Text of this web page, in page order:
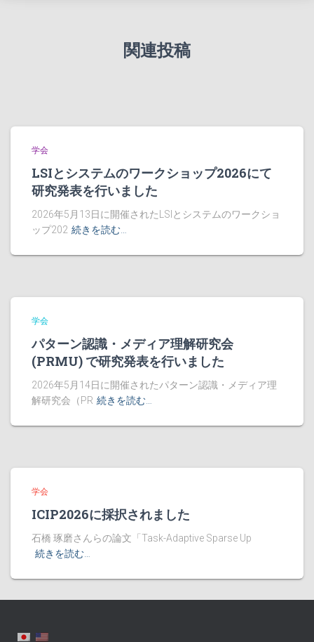
関連投稿
学会
LSIとシステムのワークショップ2026にて
研究発表を行いました
2026年5月13日に開催されたLSIとシステムのワークショ
ップ202 続きを読む…
学会
パターン認識・メディア理解研究会
(PRMU) で研究発表を行いました
2026年5月14日に開催されたパターン認識・メディア理
解研究会（PR 続きを読む…
学会
ICIP2026に採択されました
石橋 琢磨さんらの論文「Task-Adaptive Sparse Up
続きを読む…